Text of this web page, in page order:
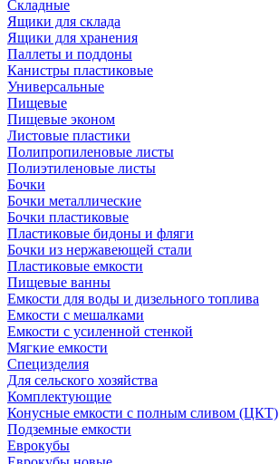
Складные
Ящики для склада
Ящики для хранения
Паллеты и поддоны
Канистры пластиковые
Универсальные
Пищевые
Пищевые эконом
Листовые пластики
Полипропиленовые листы
Полиэтиленовые листы
Бочки
Бочки металлические
Бочки пластиковые
Пластиковые бидоны и фляги
Бочки из нержавеющей стали
Пластиковые емкости
Пищевые ванны
Емкости для воды и дизельного топлива
Емкости с мешалками
Емкости с усиленной стенкой
Мягкие емкости
Специзделия
Для сельского хозяйства
Комплектующие
Конусные емкости с полным сливом (ЦКТ)
Подземные емкости
Еврокубы